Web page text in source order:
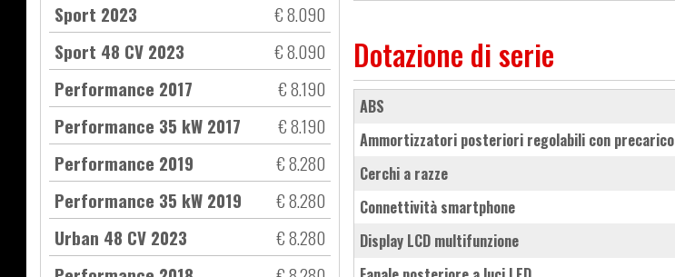
Sport 2023
€ 8.090
Sport 48 CV 2023
€ 8.090
Performance 2017
€ 8.190
Performance 35 kW 2017
€ 8.190
Performance 2019
€ 8.280
Performance 35 kW 2019
€ 8.280
Urban 48 CV 2023
€ 8.280
Dotazione di serie
ABS
ammortizzatori posteriori regolabili con precarico
cerchi a razze
connettività smartphone
Display LCD multifunzione